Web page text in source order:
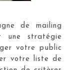
de mailing
une stratégie
votre public
votre liste de